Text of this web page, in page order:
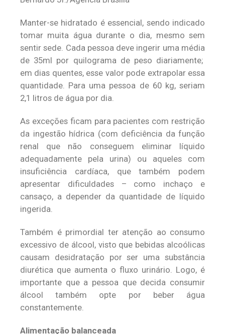
Manter-se hidratado é essencial, sendo indicado
tomar muita água durante o dia, mesmo sem
sentir sede. Cada pessoa deve ingerir uma média
de 35ml por quilograma de peso diariamente;
em dias quentes, esse valor pode extrapolar essa
quantidade. Para uma pessoa de 60 kg, seriam
2,1 litros de água por dia.
As exceções ficam para pacientes com restrição
da ingestão hídrica (com deficiência da função
renal que não conseguem eliminar líquido
adequadamente pela urina) ou aqueles com
insuficiência cardíaca, que também podem
apresentar dificuldades – como inchaço e
cansaço, a depender da quantidade de líquido
ingerida.
Também é primordial ter atenção ao consumo
excessivo de álcool, visto que bebidas alcoólicas
causam desidratação por ser uma substância
diurética que aumenta o fluxo urinário. Logo, é
importante que a pessoa que decida consumir
álcool também opte por beber água
constantemente.
Alimentação balanceada